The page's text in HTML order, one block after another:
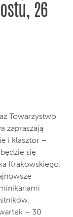
26
Towarzystwo
zapraszają
i klasztor –
się
Krakowskiego.
– 30